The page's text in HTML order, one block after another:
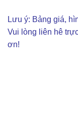
Lưu ý: Bảng giá,
Vui lòng liên hê
ơn!